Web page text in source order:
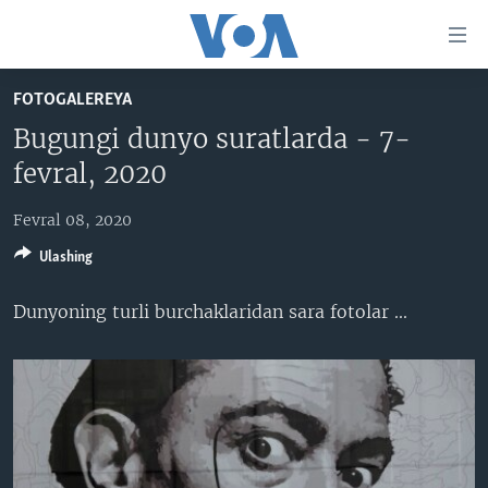
boring
Boshiga
Qidiruvga
o'ting
AMERIKA
MARKAZIY OSIYO
MULTIMEDIA
XALQARO HAYOT
VASHINGTON CHOYXONASI
MOBIL-SALOM!
FACEBOOK
YOUTUBE
INSTAGRAM
INGLIZ TILI DARSLARI
EDITORIAL
FOTOGALEREYA
Bugungi dunyo suratlarda - 7-
fevral, 2020
Fevral 08, 2020
Dunyoning turli burchaklaridan sara fotolar ...
Ulashing